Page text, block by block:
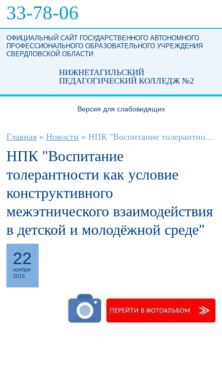
33-78-06
ОФИЦИАЛЬНЫЙ САЙТ ГОСУДАРСТВЕННОГО АВТОНОМНОГО
ПРОФЕССИОНАЛЬНОГО ОБРАЗОВАТЕЛЬНОГО УЧРЕЖДЕНИЯ
СВЕРДЛОВСКОЙ ОБЛАСТИ
НИЖНЕТАГИЛЬСКИЙ
ПЕДАГОГИЧЕСКИЙ КОЛЛЕДЖ №2
Версия для слабовидящих
Вы здесь
Главная » Новости » НПК "Воспитание толерантности как...
НПК "Воспитание
толерантности как условие
конструктивного
межэтнического взаимодействия
в детской и молодёжной среде"
22
ноября
2016